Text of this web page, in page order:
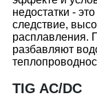
недостатки -
следствие,
расплавления.
разбавляют
TIG AC/DC